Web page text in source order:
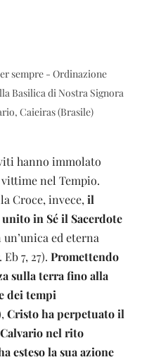
sempre - Ordinazione
Basilica di Nostra Signora
Caieiras (Brasile)
hanno immolato
nel Tempio.
Croce, invece, il
in Sé il Sacerdote
un’unica ed eterna
7, 27). Promettendo
sulla terra fino alla
dei tempi
Cristo ha perpetuato il
nel rito
esteso la sua azione